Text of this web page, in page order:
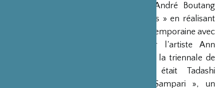
2005-2006, il travaille avec Pierre-André Boutang
pour l’émission culturelle « Métropolis » en réalisant
plusieurs modules sur la création contemporaine avec
entre autres un documentaire sur l’artiste Ann
Hamilton à la Maison Rouge puis sur la triennale de
Yokohama dont le commissaire était Tadashi
Kawamata. En 2008, il réalise « Sampari », un